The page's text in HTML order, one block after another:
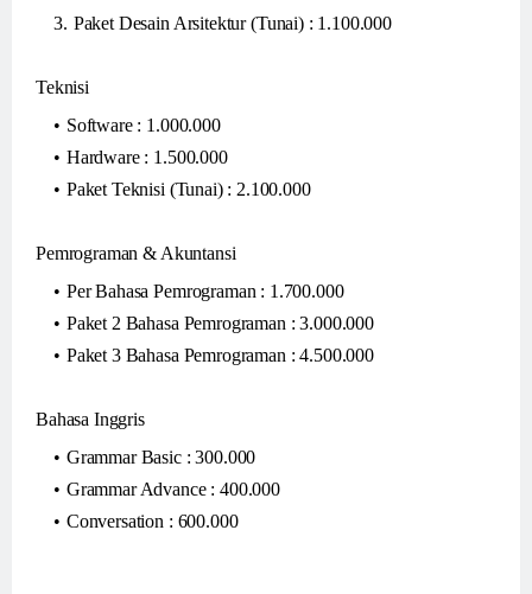
Paket Desain Arsitektur (Tunai) : 1.100.000
Teknisi
Software : 1.000.000
Hardware : 1.500.000
Paket Teknisi (Tunai) : 2.100.000
Pemrograman & Akuntansi
Per Bahasa Pemrograman : 1.700.000
Paket 2 Bahasa Pemrograman : 3.000.000
Paket 3 Bahasa Pemrograman : 4.500.000
Bahasa Inggris
Grammar Basic : 300.000
Grammar Advance : 400.000
Conversation : 600.000